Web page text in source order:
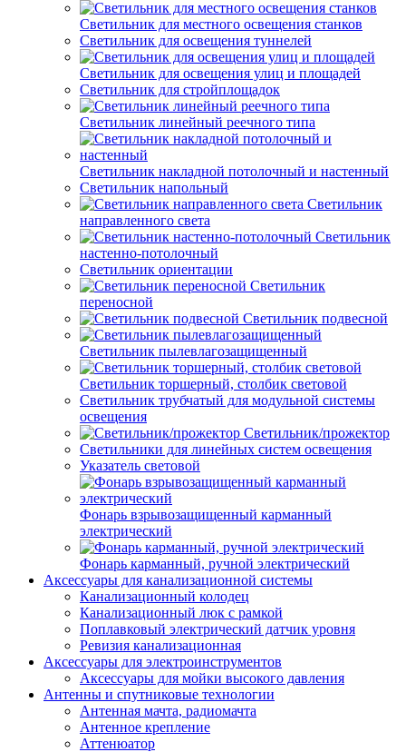
Светильник для местного освещения станков
Светильник для освещения туннелей
Светильник для освещения улиц и площадей
Светильник для стройплощадок
Светильник линейный реечного типа
Светильник накладной потолочный и настенный
Светильник напольный
Светильник
направленного света
Светильник
настенно-потолочный
Светильник ориентации
Светильник
переносной
Светильник подвесной
Светильник пылевлагозащищенный
Светильник торшерный, столбик световой
Светильник трубчатый для модульной системы
освещения
Светильник/прожектор
Светильники для линейных систем освещения
Указатель световой
Фонарь взрывозащищенный карманный
электрический
Фонарь карманный, ручной электрический
Аксессуары для канализационной системы
Канализационный колодец
Канализационный люк с рамкой
Поплавковый электрический датчик уровня
Ревизия канализационная
Аксессуары для электроинструментов
Аксессуары для мойки высокого давления
Антенны и спутниковые технологии
Антенная мачта, радиомачта
Антенное крепление
Аттенюатор